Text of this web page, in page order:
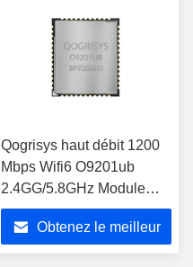
Qogrisys haut débit 1200
Mbps Wifi6 O9201ub
2.4GG/5.8GHz Module
Wifi à double bande 2t2r
Obtenez le meilleur